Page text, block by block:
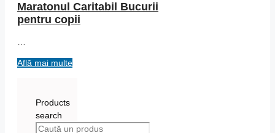
Maratonul Caritabil Bucurii
pentru copii
…
Află mai multe
Products
search